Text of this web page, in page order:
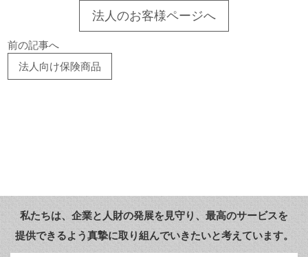
法人のお客様ページへ
前の記事へ
法人向け保険商品
私たちは、企業と人財の発展を見守り、 最高のサービスを
提供できるよう真摯に取り組んでいきたいと考えています。